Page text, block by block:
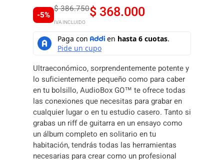
-5%
$386.750
O
r
g
i
n
a
l
$368.000
C
u
r
r
e
n
t
p
IVA INCLUIDO
Ultraeconómico, sorprendentemente potente y
lo suficientemente pequeño como para caber
en tu bolsillo, AudioBox GO™ te ofrece todas
las conexiones que necesitas para grabar en
cualquier lugar o en tu estudio casero. Tanto si
grabas un riff de guitarra en un ensayo como
un álbum completo en solitario en tu
habitación, tendrás todas las herramientas
necesarias para crear como un profesional